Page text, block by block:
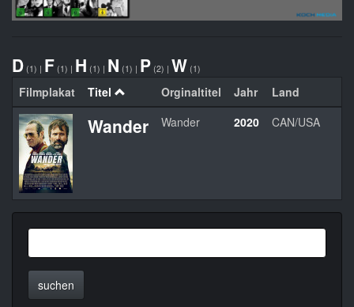
D (1) | F (1) | H (1) | N (1) | P (2) | W (1)
Filmplakat Titel Orginaltitel Jahr Land
Wander Wander 2020 CAN/USA
suchen